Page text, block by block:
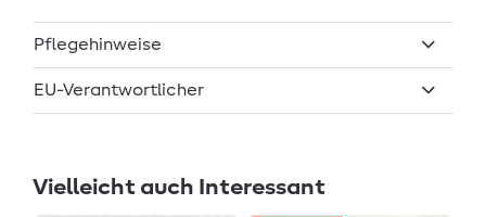
Pflegehinweise
EU-Verantwortlicher
Vielleicht auch Interessant